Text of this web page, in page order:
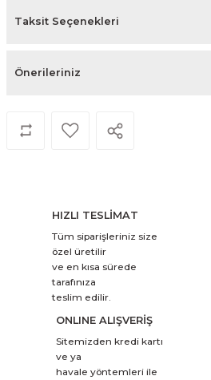
Taksit Seçenekleri
Önerileriniz
HIZLI TESLİMAT
Tüm siparişleriniz size
özel üretilir
ve en kısa sürede
tarafınıza
teslim edilir.
ONLINE ALIŞVERİŞ
Sitemizden kredi kartı
ve ya
havale yöntemleri ile